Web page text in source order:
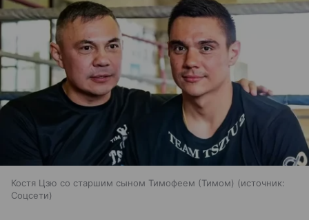
Костя Цзю со старшим сыном Тимофеем (Тимом)
источник:
Соцсети